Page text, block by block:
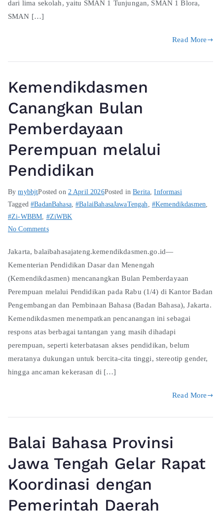
dari lima sekolah, yaitu SMAN 1 Tunjungan, SMAN 1 Blora,
SMAN […]
Read More
Kemendikdasmen
Canangkan Bulan
Pemberdayaan
Perempuan melalui
Pendidikan
BymybbjtPosted on 2 April 2026Posted inBerita ,Informasi
Tagged#BadanBahasa,#BalaiBahasaJawaTengah #Kemendikdasmen
#Zi-WBBM #ZiWBK
No Comments
Jakarta, balaibahasajateng.kemendikdasmen.go.id—
Kementerian Pendidikan Dasar dan Menengah
(Kemendikdasmen) mencanangkan Bulan Pemberdayaan
Perempuan melalui Pendidikan pada Rabu (1/4) di Kantor Badan
Pengembangan dan Pembinaan Bahasa (Badan Bahasa), Jakarta.
Kemendikdasmen menempatkan pencanangan ini sebagai
respons atas berbagai tantangan yang masih dihadapi
perempuan, seperti keterbatasan akses pendidikan, belum
meratanya dukungan untuk bercita-cita tinggi, stereotip gender,
hingga ancaman kekerasan di […]
Read More
Balai Bahasa Provinsi
Jawa Tengah Gelar Rapat
Koordinasi dengan
Pemerintah Daerah